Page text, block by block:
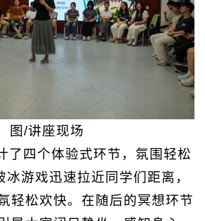
图/讲座现场
了四个体验式环节，氛围轻松
冰游戏迅速拉近同学们距离，
轻松欢快。在随后的冥想环节